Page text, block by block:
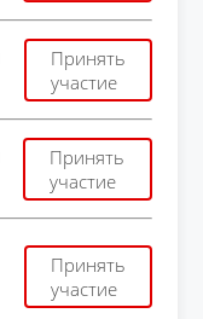
Принять
участие
Принять
участие
Принять
участие